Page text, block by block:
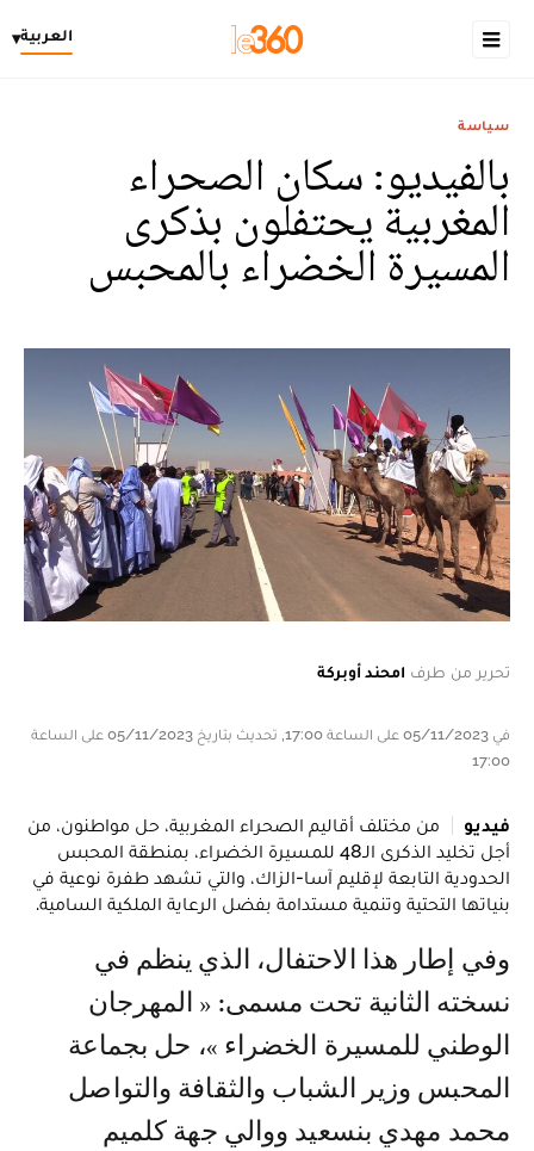
العربية▾
سياسة
بالفيديو: سكان الصحراء
المغربية يحتفلون بذكرى
المسيرة الخضراء بالمحبس
تحرير من طرف امحند أوبركة
في 05/11/2023 على الساعة 17:00, تحديث بتاريخ 05/11/2023 على الساعة
17:00
فيديو
من مختلف أقاليم الصحراء المغربية، حل مواطنون، من
أجل تخليد الذكرى الـ48 للمسيرة الخضراء، بمنطقة المحبس
الحدودية التابعة لإقليم آسا-الزاك، والتي تشهد طفرة نوعية في
بنياتها التحتية وتنمية مستدامة بفضل الرعاية الملكية السامية.
وفي إطار هذا الاحتفال، الذي ينظم في
نسخته الثانية تحت مسمى: « المهرجان
الوطني للمسيرة الخضراء »، حل بجماعة
المحبس وزير الشباب والثقافة والتواصل
محمد مهدي بنسعيد ووالي جهة كلميم